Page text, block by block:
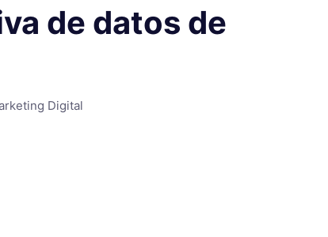
de datos de
Digital